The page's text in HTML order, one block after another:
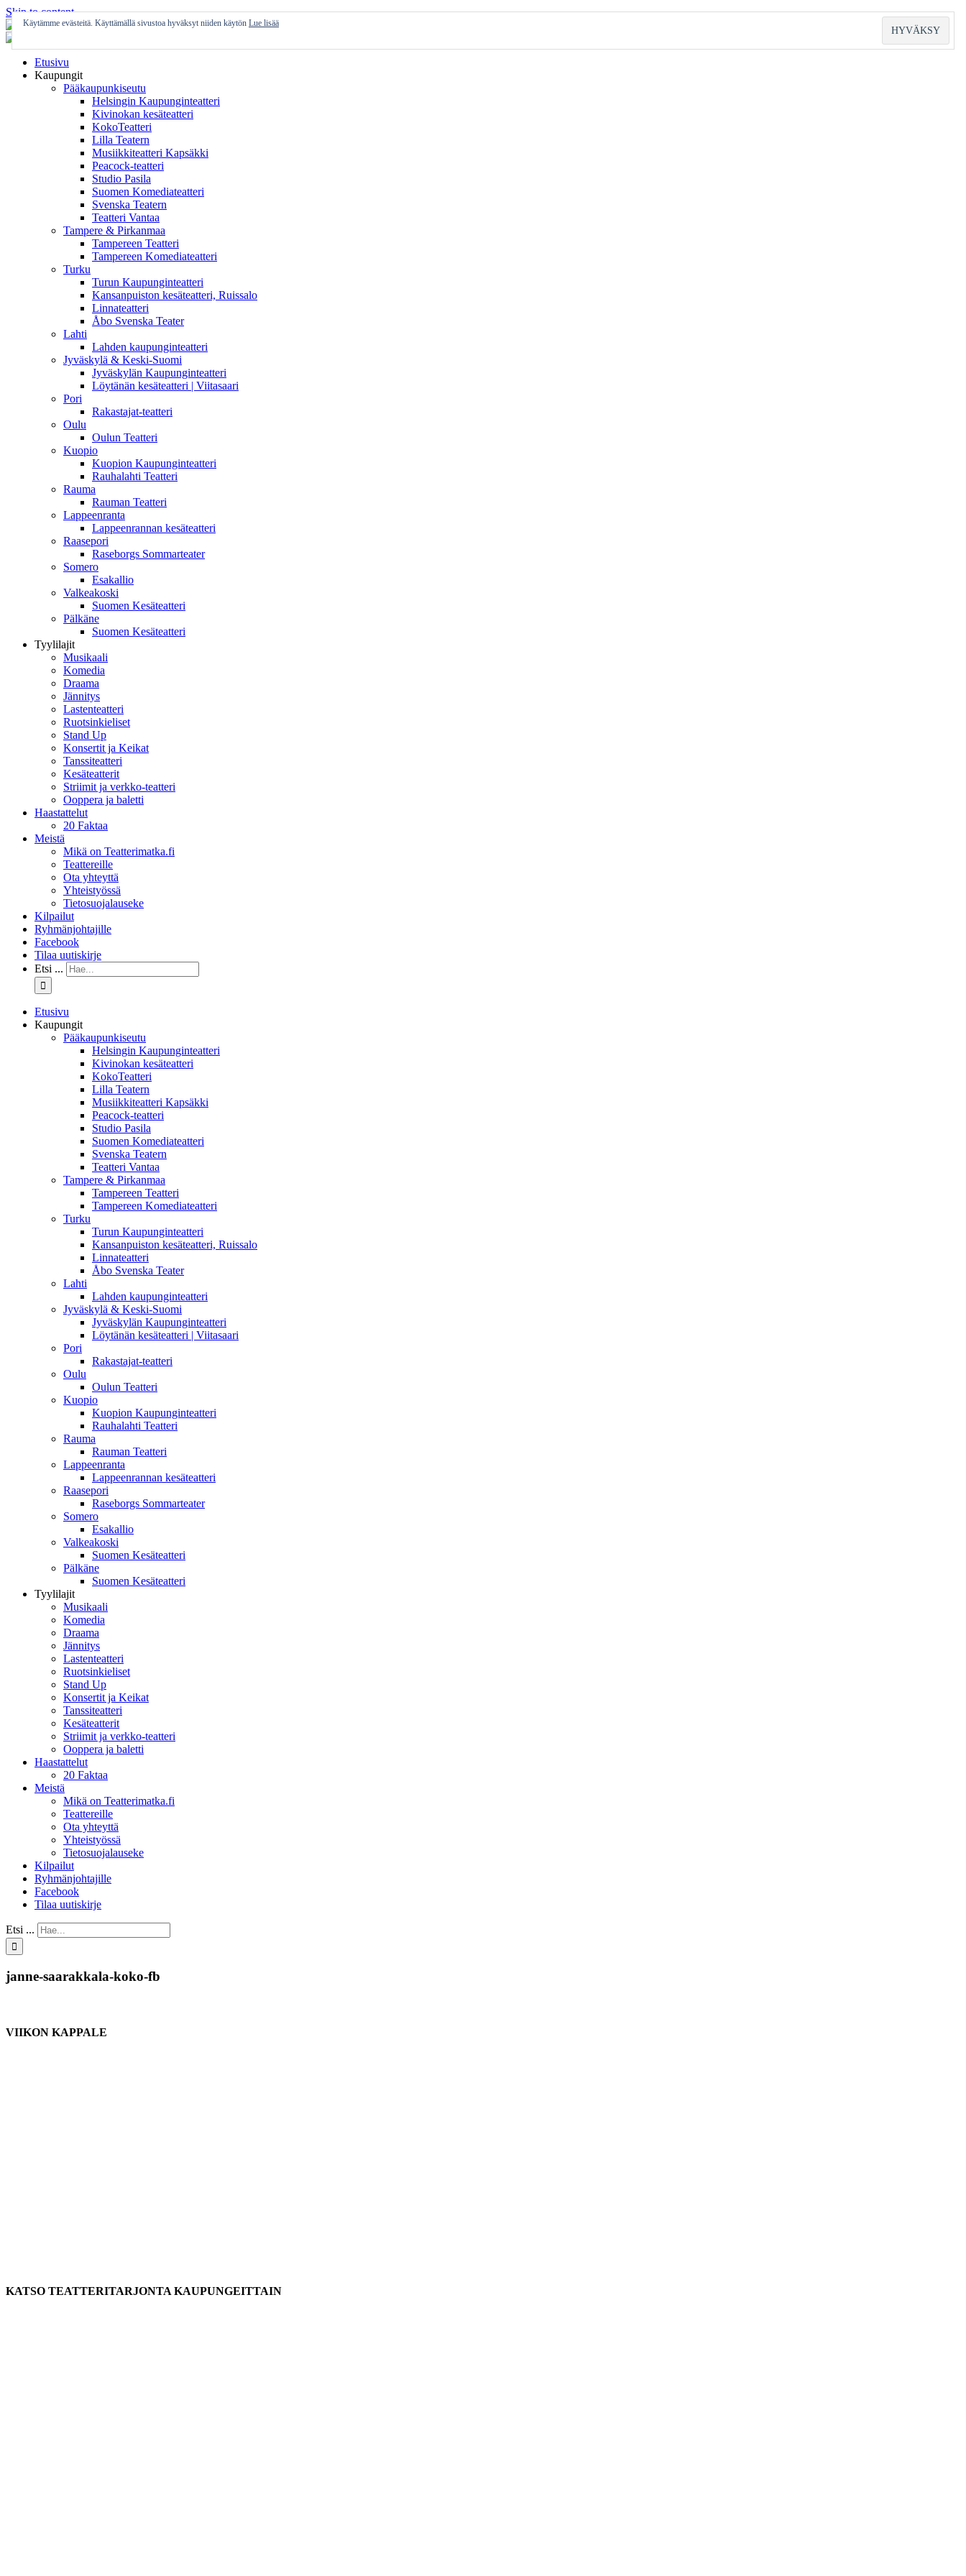
Skip to content
Etusivu
Kaupungit
Pääkaupunkiseutu
Helsingin Kaupunginteatteri
Kivinokan kesäteatteri
KokoTeatteri
Lilla Teatern
Musiikkiteatteri Kapsäkki
Peacock-teatteri
Studio Pasila
Suomen Komediateatteri
Svenska Teatern
Teatteri Vantaa
Tampere & Pirkanmaa
Tampereen Teatteri
Tampereen Komediateatteri
Turku
Turun Kaupunginteatteri
Kansanpuiston kesäteatteri, Ruissalo
Linnateatteri
Åbo Svenska Teater
Lahti
Lahden kaupunginteatteri
Jyväskylä & Keski-Suomi
Jyväskylän Kaupunginteatteri
Löytänän kesäteatteri | Viitasaari
Pori
Rakastajat-teatteri
Oulu
Oulun Teatteri
Kuopio
Kuopion Kaupunginteatteri
Rauhalahti Teatteri
Rauma
Rauman Teatteri
Lappeenranta
Lappeenrannan kesäteatteri
Raasepori
Raseborgs Sommarteater
Somero
Esakallio
Valkeakoski
Suomen Kesäteatteri
Pälkäne
Suomen Kesäteatteri
Tyylilajit
Musikaali
Komedia
Draama
Jännitys
Lastenteatteri
Ruotsinkieliset
Stand Up
Konsertit ja Keikat
Tanssiteatteri
Kesäteatterit
Striimit ja verkko-teatteri
Ooppera ja baletti
Haastattelut
20 Faktaa
Meistä
Mikä on Teatterimatka.fi
Teattereille
Ota yhteyttä
Yhteistyössä
Tietosuojalauseke
Kilpailut
Ryhmänjohtajille
Facebook
Tilaa uutiskirje
Etsi ...
Etusivu
Kaupungit
Pääkaupunkiseutu
Helsingin Kaupunginteatteri
Kivinokan kesäteatteri
KokoTeatteri
Lilla Teatern
Musiikkiteatteri Kapsäkki
Peacock-teatteri
Studio Pasila
Suomen Komediateatteri
Svenska Teatern
Teatteri Vantaa
Tampere & Pirkanmaa
Tampereen Teatteri
Tampereen Komediateatteri
Turku
Turun Kaupunginteatteri
Kansanpuiston kesäteatteri, Ruissalo
Linnateatteri
Åbo Svenska Teater
Lahti
Lahden kaupunginteatteri
Jyväskylä & Keski-Suomi
Jyväskylän Kaupunginteatteri
Löytänän kesäteatteri | Viitasaari
Pori
Rakastajat-teatteri
Oulu
Oulun Teatteri
Kuopio
Kuopion Kaupunginteatteri
Rauhalahti Teatteri
Rauma
Rauman Teatteri
Lappeenranta
Lappeenrannan kesäteatteri
Raasepori
Raseborgs Sommarteater
Somero
Esakallio
Valkeakoski
Suomen Kesäteatteri
Pälkäne
Suomen Kesäteatteri
Tyylilajit
Musikaali
Komedia
Draama
Jännitys
Lastenteatteri
Ruotsinkieliset
Stand Up
Konsertit ja Keikat
Tanssiteatteri
Kesäteatterit
Striimit ja verkko-teatteri
Ooppera ja baletti
Haastattelut
20 Faktaa
Meistä
Mikä on Teatterimatka.fi
Teattereille
Ota yhteyttä
Yhteistyössä
Tietosuojalauseke
Kilpailut
Ryhmänjohtajille
Facebook
Tilaa uutiskirje
Etsi ...
janne-saarakkala-koko-fb
VIIKON KAPPALE
KATSO TEATTERITARJONTA KAUPUNGEITTAIN
Käytämme evästeitä. Käyttämällä sivustoa hyväksyt niiden käytön Lue lisää